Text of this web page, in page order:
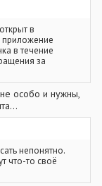
в
в течение
за
особо и нужны,
непонятно.
что-то своё